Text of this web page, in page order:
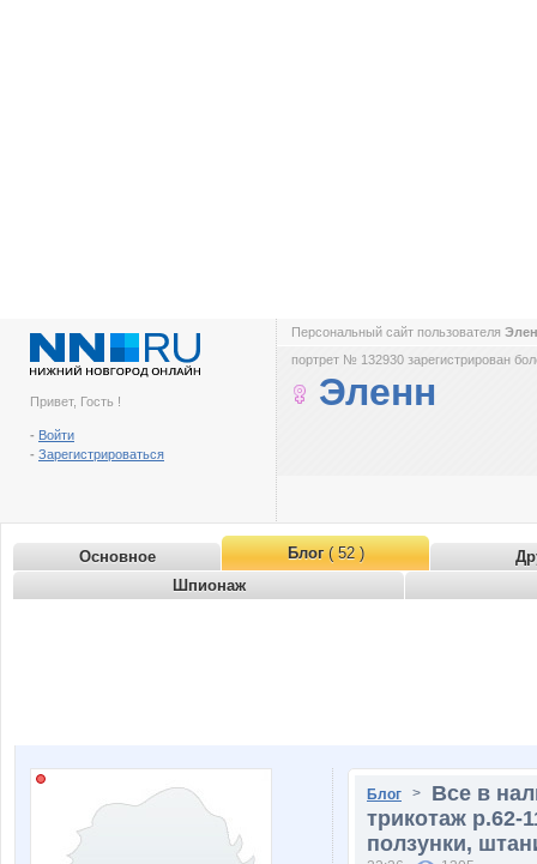
Привет, Гость !
- Войти
- Зарегистрироваться
Персональный сайт пользователя
портрет № 132930 зарегистрирован
Эленн
Основное Блог( 52 )
Шпионаж
Блог > Все в
трикотаж р.62-
ползунки,